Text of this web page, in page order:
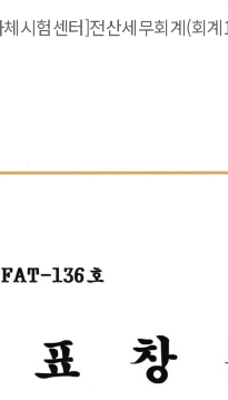
시험센터]전산세무회계(회